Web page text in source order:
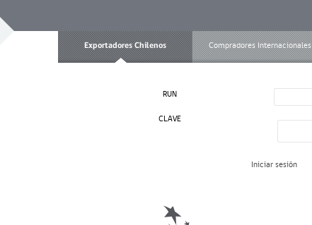
Exportadores Chilenos Compradores Internacionales
RUN
CLAVE
Iniciar sesión